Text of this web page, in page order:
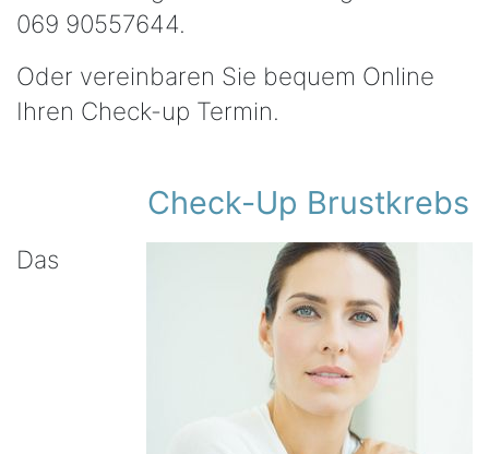
069 90557644.
Oder vereinbaren Sie bequem Online
Ihren Check-up Termin.
Check-Up Brustkrebs
Das